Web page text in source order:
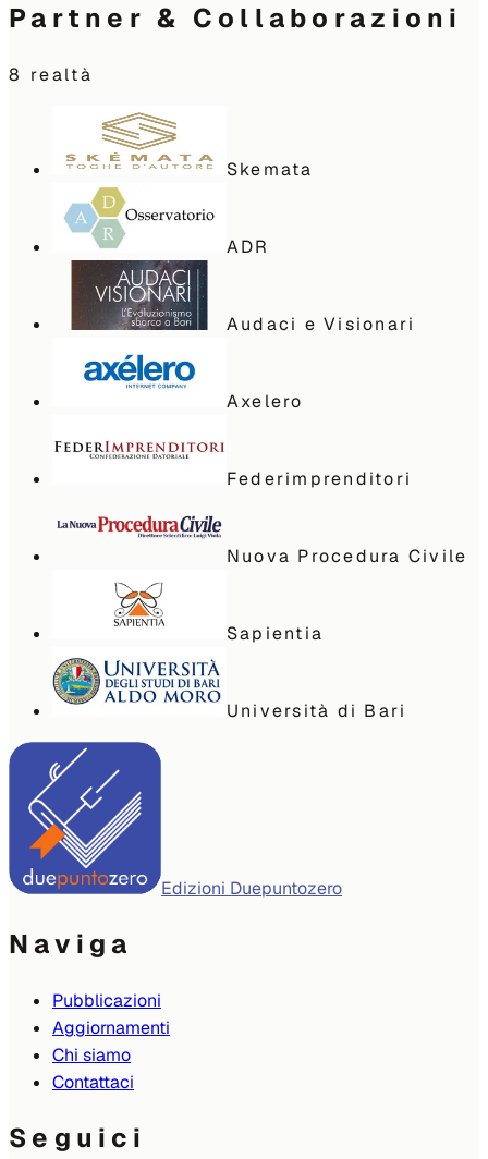
Partner & Collaborazioni
8 realtà
Skemata
ADR
Audaci e Visionari
Axelero
Federimprenditori
Nuova Procedura Civile
Sapientia
Università di Bari
Edizioni Duepuntozero
Naviga
Pubblicazioni
Aggiornamenti
Chi siamo
Contattaci
Seguici